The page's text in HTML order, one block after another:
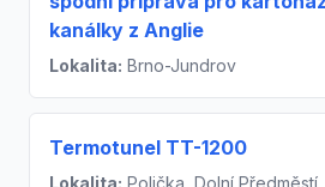
kanálky z Anglie
Lokalita: Brno-Jundrov
Termotunel TT-1200
Lokalita: Polička, Dolní Předměstí